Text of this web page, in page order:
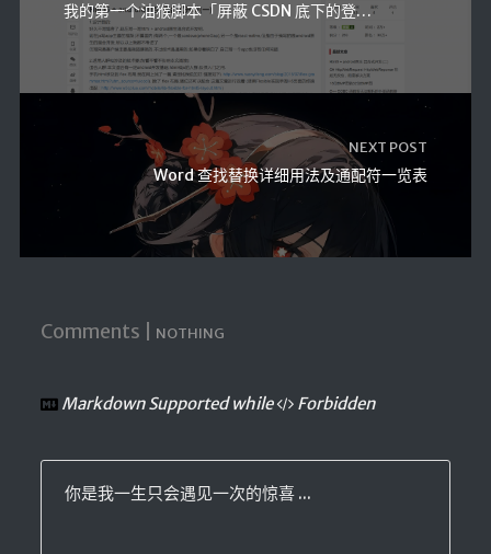
我的第一个油猴脚本「屏蔽 CSDN 底下的登录栏」
NEXT POST
Word 查找替换详细用法及通配符一览表
Comments | NOTHING
Markdown Supported while Forbidden
你是我一生只会遇见一次的惊喜 ...
视频教程
直播聚合
📺在线电视
视频解析
盒子软件
盒子软件国内下载
软件接口
随便听听
音乐下载2
音乐下载备用一